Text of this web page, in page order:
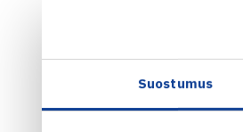
Suostumus
Tuleva
21.4.
ohjeet